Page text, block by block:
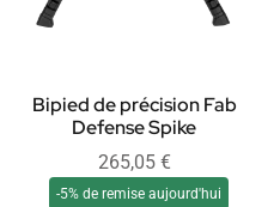
Bipied de précision Fab
Defense Spike
265,05 €
-5% de remise aujourd'hui